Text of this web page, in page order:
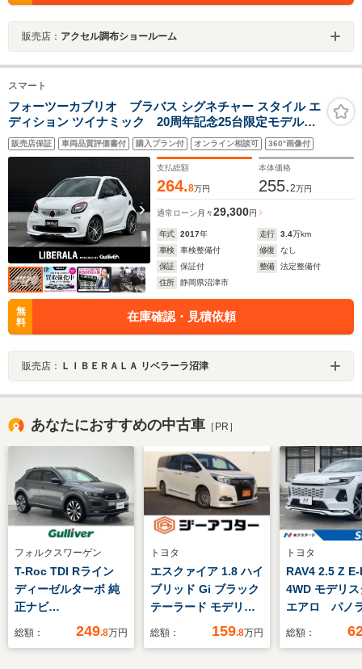
販売店： アクセル調布ショールーム
スマート
フォーツーカブリオ ブラバス シグネチャー スタイル エ
ディション ツイナミック 20周年記念25台限定モデル電
動オープン赤幌ディーラーOPメモリーナビワンセグTVバ
ックカメラBluetooth対応オーディオUSBブラックレザー
シートデジタルインナーミラードラレコLEDヘッドライ
販売店保証 車両品質評価書付 購入プラン付 オンライン相談可 360°画像付
支払総額
264.8万円
本体価格
255.2万円
通常ローン 月々29,300円
年式 2017年 走行 3.4万km
車検
車検整備付 修復
なし
保証
保証付 整備
法定整備付
住所
静岡県沼津市
無
料
在庫確認・見積依頼
販売店： ＬＩＢＥＲＡＬＡ リベラーラ沼津
あなたにおすすめの中古車 ［PR］
フォルクスワーゲン
T-Roc TDI Rライン
ディーゼルターボ 純
正ナビ
(CD/DVD/SD/BT/フル
総額： 249.8万円
トヨタ
エスクァイア 1.8 ハイ
ブリッド Gi ブラック
テーラード モデリス
タエアロ フリップダ
総額： 159.8万円
トヨタ
RAV4 2.5 Z
4WD モデリ
エアロ パノ
フ 純正
総額：